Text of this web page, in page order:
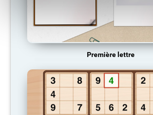
Première lettre